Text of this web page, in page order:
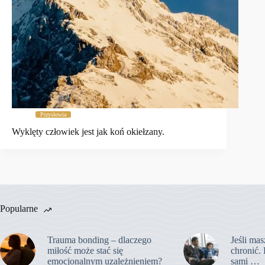
Przysłowia
Wyklęty człowiek jest jak koń okiełzany.
Popularne
Trauma bonding – dlaczego
miłość może stać się
emocjonalnym uzależnieniem?
Jeśli
chronić.
sami …